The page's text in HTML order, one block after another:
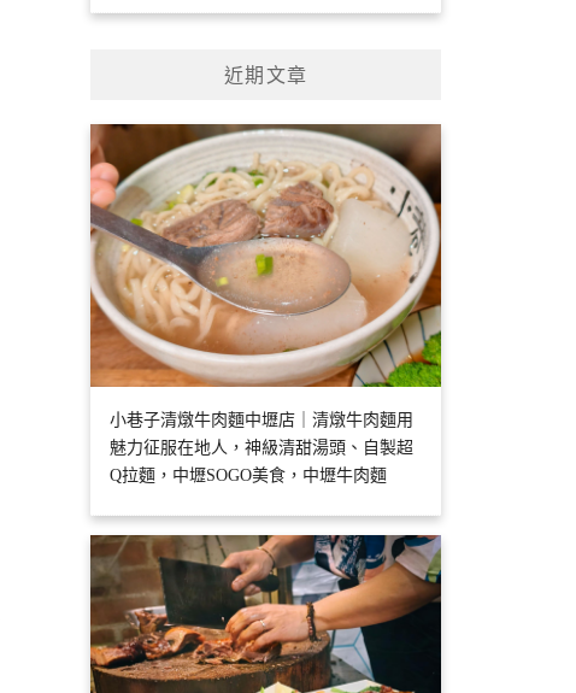
近期文章
小巷子清燉牛肉麵中壢店｜清燉牛肉麵用
魅力征服在地人，神級清甜湯頭、自製超
Q拉麵，中壢SOGO美食，中壢牛肉麵